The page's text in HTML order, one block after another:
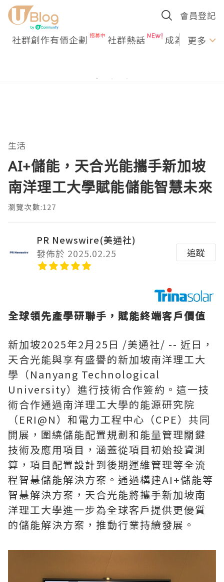
會員登記
社群創作有價企劃 社群熱話 成為U更多
生活
AI+儲能，天合光能攜手新加坡
南洋理工大學賦能儲能智慧未來
瀏覽次數:127
PR Newswire(美通社)
發佈於 2025.02.25
追蹤
全球領先產學研聯手，賦能終端客戶價值
新加坡2025年2月25日 /美通社/ -- 近日，
天合光能與享有盛譽的新加坡南洋理工大
學（Nanyang Technological
University）進行技術合作簽約。這一技
術合作通過南洋理工大學的能源研究院
（ERI@N）和電力工程中心（CPE）共同
開展，圍繞儲能配置規劃和能量管理關鍵
技術及應用項目，涵蓋從項目初始投資測
算，項目配置設計到後期運維管理等全流
程智慧儲能解決方案。通過構建AI+儲能等
智慧解決方案，天合光能將攜手新加坡南
洋理工大學進一步為全球客戶提供更優質
的儲能解決方案，推動行業持續發展。